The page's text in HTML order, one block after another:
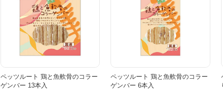
ペッツルート 鶏と魚軟骨のコラー
ゲンバー 13本入
ペッツルート 鶏と魚軟骨のコラー
ゲンバー 6本入